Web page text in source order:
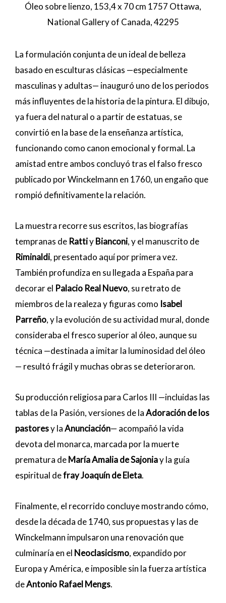
Óleo sobre lienzo, 153,4 x 70 cm 1757 Ottawa,
National Gallery of Canada, 42295
La formulación conjunta de un ideal de belleza
basado en esculturas clásicas —especialmente
masculinas y adultas— inauguró uno de los periodos
más influyentes de la historia de la pintura. El dibujo,
ya fuera del natural o a partir de estatuas, se
convirtió en la base de la enseñanza artística,
funcionando como canon emocional y formal. La
amistad entre ambos concluyó tras el falso fresco
publicado por Winckelmann en 1760, un engaño que
rompió definitivamente la relación.
La muestra recorre sus escritos, las biografías
tempranas de RattiyBianconi, y el manuscrito de
Riminaldi, presentado aquí por primera vez.
También profundiza en su llegada a España para
decorar el Palacio Real Nuevo, su retrato de
miembros de la realeza y figuras como Isabel
Parreño, y la evolución de su actividad mural, donde
consideraba el fresco superior al óleo, aunque su
técnica —destinada a imitar la luminosidad del óleo
— resultó frágil y muchas obras se deterioraron.
Su producción religiosa para Carlos III —incluidas las
tablas de la Pasión, versiones de laAdoración de los
pastoresy laAnunciación— acompañó la vida
devota del monarca, marcada por la muerte
prematura deMaría Amalia de Sajoniay la guía
espiritual defray Joaquín de Eleta.
Finalmente, el recorrido concluye mostrando cómo,
desde la década de 1740, sus propuestas y las de
Winckelmann impulsaron una renovación que
culminaría en el Neoclasicismo, expandido por
Europa y América, e imposible sin la fuerza artística
deAntonio Rafael Mengs.